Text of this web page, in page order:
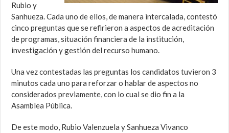
Rubio y
Sanhueza. Cada uno de ellos, de manera intercalada, contestó
cinco preguntas que se refirieron a aspectos de acreditación
de programas, situación financiera de la institución,
investigación y gestión del recurso humano.
Una vez contestadas las preguntas los candidatos tuvieron 3
minutos cada uno para reforzar o hablar de aspectos no
considerados previamente, con lo cual se dio fin a la
Asamblea Pública.
De este modo, Rubio Valenzuela y Sanhueza Vivanco